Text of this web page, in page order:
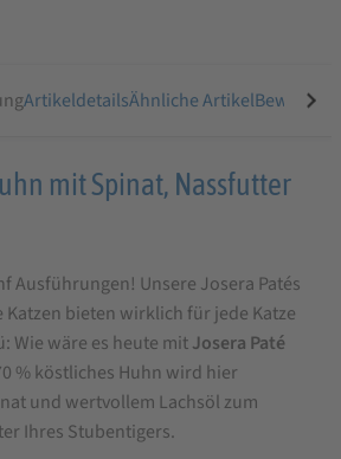
ArtikeldetailsÄhnliche Artikel
mit Spinat, Nassfutter
Ausführungen! Unsere Josera Patés
Katzen bieten wirklich für jede Katze
Wie wäre es heute mitJosera Paté
% köstliches Huhn wird hier
und wertvollem Lachsöl zum
Ihres Stubentigers.